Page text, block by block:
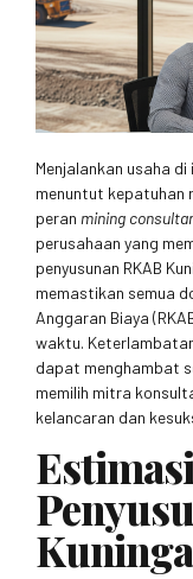
Menjalankan usaha
menuntut kepatuhan
peran mining
perusahaan yang
penyusunan RKAB
memastikan semua
Anggaran Biaya
waktu.
dapat menghambat
memilih mitra
kelancaran dan